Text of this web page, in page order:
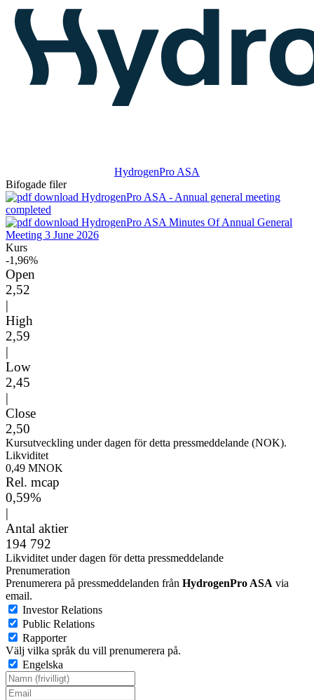
HydrogenPro ASA
Bifogade filer
HydrogenPro ASA - Annual general meeting
completed
HydrogenPro ASA Minutes Of Annual General
Meeting 3 June 2026
Kurs
-1,96%
Open
2,52
|
High
2,59
|
Low
2,45
|
Close
2,50
Kursutveckling under dagen för detta pressmeddelande (NOK).
Likviditet
0,49 MNOK
Rel. mcap
0,59%
|
Antal aktier
194 792
Likviditet under dagen för detta pressmeddelande
Prenumeration
Prenumerera på pressmeddelanden från HydrogenPro ASA via
email.
Investor Relations
Public Relations
Rapporter
Välj vilka språk du vill prenumerera på.
Engelska